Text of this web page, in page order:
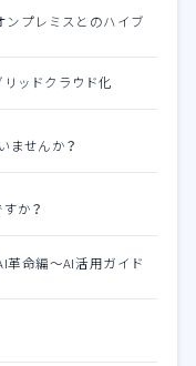
ンプレミスとのハイブ
ッドクラウド化
ませんか？
か？
革命編～AI活用ガイド